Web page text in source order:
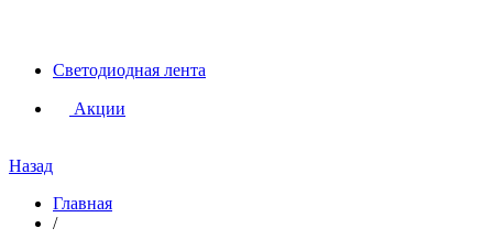
Светодиодная лента
Акции
Назад
Главная
/